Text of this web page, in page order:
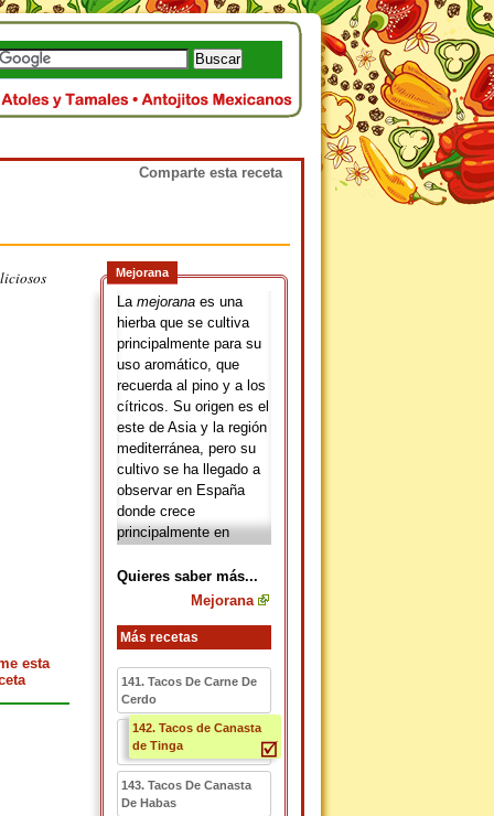
Mejorana
La mejorana es una
hierba que se cultiva
principalmente para su
uso aromático, que
recuerda al pino y a los
cítricos. Su origen es el
este de Asia y la región
mediterránea, pero su
cultivo se ha llegado a
observar en España
donde crece
principalmente en
secas. Las matas de la
alcanzan a
unos 60 centímetros de
flores que surgen
reunidas en ramilletes
terminales, los cuales
suelen ser blancas o
rosadas. Lamejorana
se utiliza como
condimento para
Quieres saber más...
Mejorana
Más recetas
141. Tacos De Carne De
Cerdo
142. Tacos de Canasta
de Tinga
143. Tacos De Canasta
De Habas
esta
Comparte esta receta